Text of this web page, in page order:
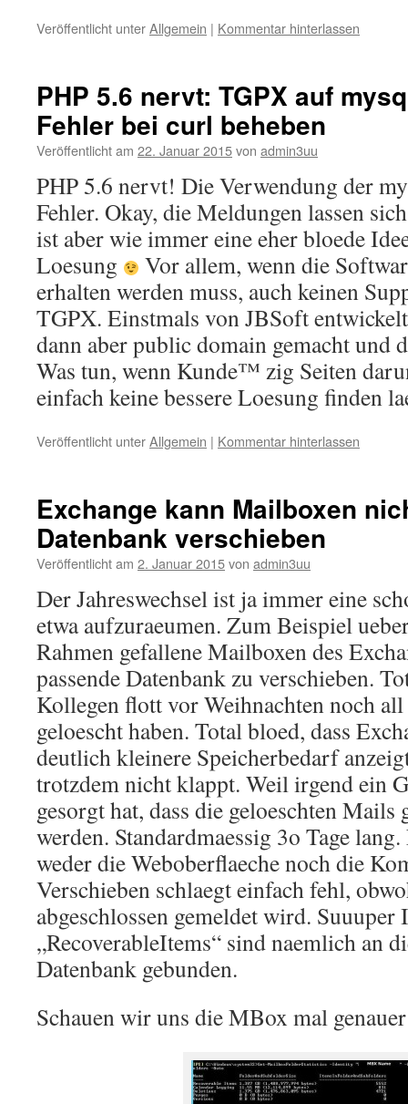
Veröffentlicht unterAllgemein | Kommentar hinterlassen
PHP 5.6 nervt: TGPX auf
Fehler bei curl beheben
Veröffentlicht am 22. Januar 2015von admin3uu
PHP 5.6 nervt! Die Verwendung der
Fehler. Okay, die Meldungen lassen
ist aber wie immer eine eher bloede
Loesung
Vor allem, wenn die
erhalten werden muss, auch keinen
TGPX. Einstmals von JBSoft
dann aber public domain gemacht und
Was tun, wenn Kunde™ zig Seiten
einfach keine bessere Loesung finden
Veröffentlicht unterAllgemein | Kommentar hinterlassen
Exchange kann Mailboxen
Datenbank verschieben
Veröffentlicht am 2. Januar 2015von admin3uu
Der Jahreswechsel ist ja immer eine
etwa aufzuraeumen. Zum Beispiel
Rahmen gefallene Mailboxen des
passende Datenbank zu verschieben.
Kollegen flott vor Weihnachten noch
geloescht haben. Total bloed, dass
deutlich kleinere Speicherbedarf
trotzdem nicht klappt. Weil irgend ein
gesorgt hat, dass die geloeschten Mails
werden. Standardmaessig 3o Tage
weder die Weboberflaeche noch die
Verschieben schlaegt einfach fehl,
abgeschlossen gemeldet wird. Suuuper
„RecoverableItems“ sind naemlich an
Datenbank gebunden.
Schauen wir uns die MBox mal